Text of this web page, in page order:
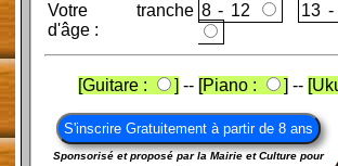
Votre tranche
d'âge :
8 - 12 13 -
[Guitare : ] -- [Piano : ] --
Sponsorisé et proposé par la Mairie et Culture pour